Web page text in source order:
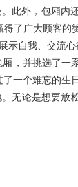
此外，包厢内
了广大顾客的
示自我、交流
，并挑选了一
一个难忘的生
无论是想要放